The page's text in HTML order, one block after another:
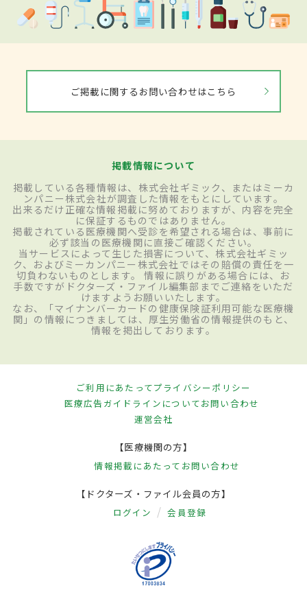
ご掲載に関するお問い合わせはこちら
掲載情報について
掲載している各種情報は、株式会社ギミック、またはミーカ
ンパニー株式会社が調査した情報をもとにしています。
出来るだけ正確な情報掲載に努めておりますが、内容を完全
に保証するものではありません。
掲載されている医療機関へ受診を希望される場合は、事前に
必ず該当の医療機関に直接ご確認ください。
当サービスによって生じた損害について、株式会社ギミッ
ク、およびミーカンパニー株式会社ではその賠償の責任を一
切負わないものとします。 情報に誤りがある場合には、お
手数ですがドクターズ・ファイル編集部までご連絡をいただ
けますようお願いいたします。
なお、「マイナンバーカードの健康保険証利用可能な医療機
関」の情報につきましては、厚生労働省の情報提供のもと、
情報を掲出しております。
ご利用にあたってプライバシーポリシー
医療広告ガイドラインについてお問い合わせ
運営会社
【医療機関の方】
情報掲載にあたって お問い合わせ
【ドクターズ・ファイル会員の方】
ログイン 会員登録